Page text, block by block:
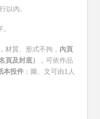
以內。
材質、形式不拘， 內頁
頁及封底）
，可依作品
本投件；圖、文可由1人